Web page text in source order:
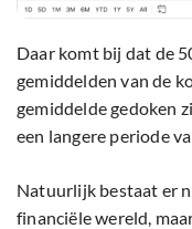
Daar komt bij dat de
gemiddelden van de
gemiddelde gedoken
een langere periode
Natuurlijk bestaat er
financiële wereld,